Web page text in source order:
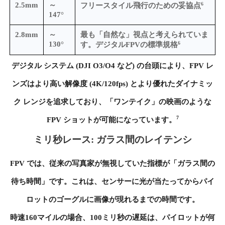
2.5mm
～
147°
フリースタイル飛行のための妥協点6
2.8mm
～
130°
最も「自然な」視点と考えられていま
す。デジタルFPVの標準規格6
デジタル システム (DJI O3/O4 など) の台頭により、FPV レ
ンズはより高い解像度 (4K/120fps) とより優れたダイナミッ
ク レンジを追求しており、「ワンテイク」の映画のような
FPV ショットが可能になっています。 7
ミリ秒レース: ガラス間のレイテンシ
FPV では、従来の写真家が無視していた指標が「ガラス間の
待ち時間」です。これは、センサーに光が当たってからパイ
ロットのゴーグルに画像が現れるまでの時間です。
時速160マイルの場合、100ミリ秒の遅延は、パイロットが何